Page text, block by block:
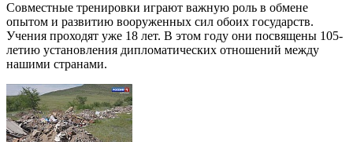
Совместные тренировки играют важную роль в обмене
опытом и развитию вооруженных сил обоих государств.
Учения проходят уже 18 лет. В этом году они посвящены 105-
летию установления дипломатических отношений между
нашими странами.